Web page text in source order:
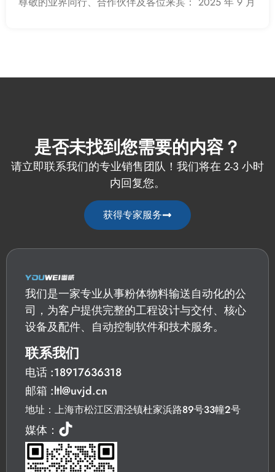
是否未找到您需要的内容？
请立即联系我们的专业销售团队！我们将在 2-3 小时
内回复您。
获得专家服务
我们是一家专业从事粉体物料输送自动化的公
司，为客户提供完整的工程设计与交付、核心
设备及配件、自动控制软件和技术服务。
联系我们
电话 :18917636318
邮箱 :ltl@uvjd.cn
地址：上海市松江区泗泾镇杜家浜路89号33幢2号
媒体：